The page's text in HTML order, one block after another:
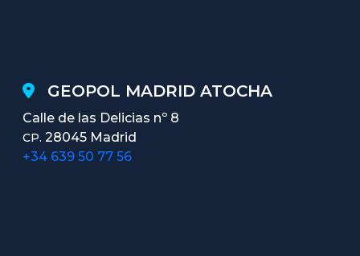
GEOPOL MADRID ATOCHA
Calle de las Delicias nº 8
CP. 28045 Madrid
+34 639 50 77 56